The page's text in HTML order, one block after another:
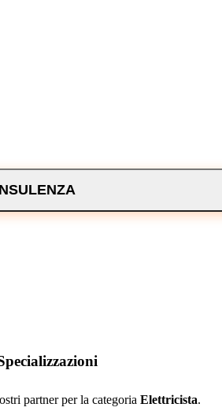
partner per la categoria Elettricista.